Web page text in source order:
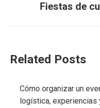
Fiestas de
Related Posts
Cómo organizar un
logística, experiencias